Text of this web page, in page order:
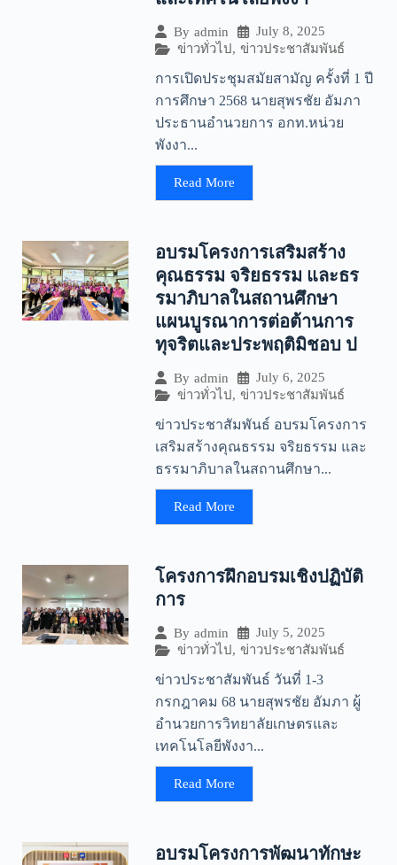
By admin
July 8, 2025
ข่าวทั่วไป , ข่าวประชาสัมพันธ์
การเปิดประชุมสมัยสามัญ ครั้งที่ 1 ปี
การศึกษา 2568 นายสุพรชัย อัมภา
ประธานอำนวยการ อกท.หน่วย
พังงา...
Read More
อบรมโครงการเสริมสร้าง
คุณธรรม จริยธรรม และธร
รมาภิบาลในสถานศึกษา
แผนบูรณาการต่อต้านการ
ทุจริตและประพฤติมิชอบ ป
By admin
July 6, 2025
ข่าวทั่วไป , ข่าวประชาสัมพันธ์
ข่าวประชาสัมพันธ์ อบรมโครงการ
เสริมสร้างคุณธรรม จริยธรรม และ
ธรรมาภิบาลในสถานศึกษา...
Read More
โครงการฝึกอบรมเชิงปฏิบัติ
การ
By admin
July 5, 2025
ข่าวทั่วไป , ข่าวประชาสัมพันธ์
ข่าวประชาสัมพันธ์ วันที่ 1-3
กรกฎาคม 68 นายสุพรชัย อัมภา ผู้
อำนวยการวิทยาลัยเกษตรและ
เทคโนโลยีพังงา...
Read More
อบรมโครงการพัฒนาทักษะ